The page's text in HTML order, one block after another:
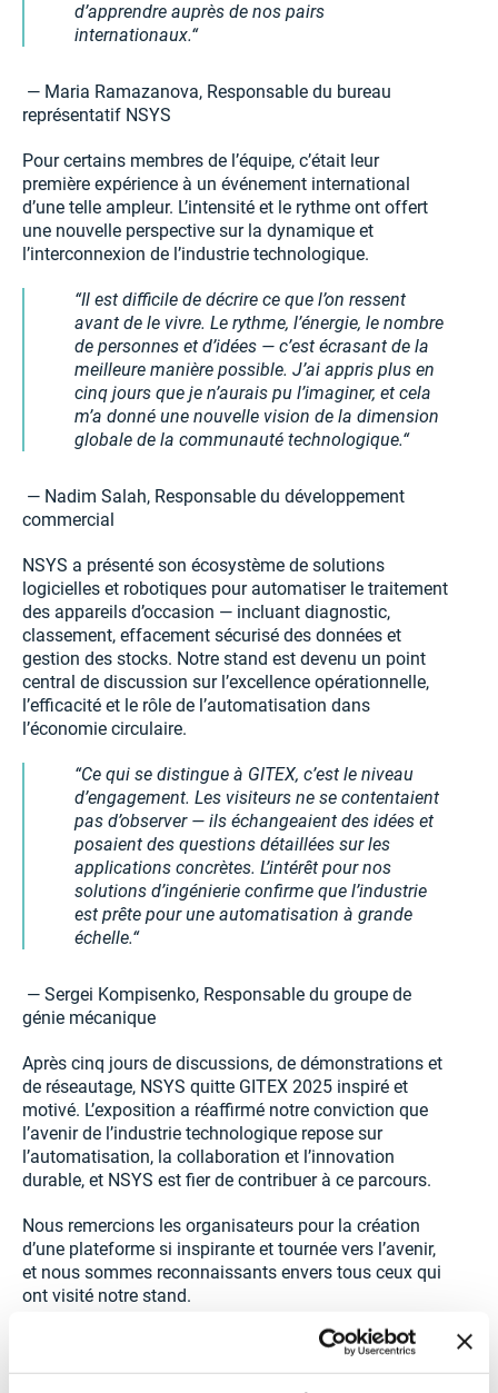
d’apprendre auprès de nos pairs
internationaux.
— Maria Ramazanova, Responsable du bureau
représentatif NSYS
Pour certains membres de l’équipe, c’était leur
première expérience à un événement international
d’une telle ampleur. L’intensité et le rythme ont offert
une nouvelle perspective sur la dynamique et
l’interconnexion de l’industrie technologique.
Il est difficile de décrire ce que l’on ressent
avant de le vivre. Le rythme, l’énergie, le nombre
de personnes et d’idées — c’est écrasant de la
meilleure manière possible. J’ai appris plus en
cinq jours que je n’aurais pu l’imaginer, et cela
m’a donné une nouvelle vision de la dimension
globale de la communauté technologique.
— Nadim Salah, Responsable du développement
commercial
NSYS a présenté son écosystème de solutions
logicielles et robotiques pour automatiser le traitement
des appareils d’occasion — incluant diagnostic,
classement, effacement sécurisé des données et
gestion des stocks. Notre stand est devenu un point
central de discussion sur l’excellence opérationnelle,
l’efficacité et le rôle de l’automatisation dans
l’économie circulaire.
Ce qui se distingue à GITEX, c’est le niveau
d’engagement. Les visiteurs ne se contentaient
pas d’observer — ils échangeaient des idées et
posaient des questions détaillées sur les
applications concrètes. L’intérêt pour nos
solutions d’ingénierie confirme que l’industrie
est prête pour une automatisation à grande
échelle.
— Sergei Kompisenko, Responsable du groupe de
génie mécanique
Après cinq jours de discussions, de démonstrations et
de réseautage, NSYS quitte GITEX 2025 inspiré et
motivé. L’exposition a réaffirmé notre conviction que
l’avenir de l’industrie technologique repose sur
l’automatisation, la collaboration et l’innovation
durable, et NSYS est fier de contribuer à ce parcours.
Nous remercions les organisateurs pour la création
d’une plateforme si inspirante et tournée vers l’avenir,
et nous sommes reconnaissants envers tous ceux qui
ont visité notre stand.
À l’année prochaine à GITEX GLOBAL 2026 !